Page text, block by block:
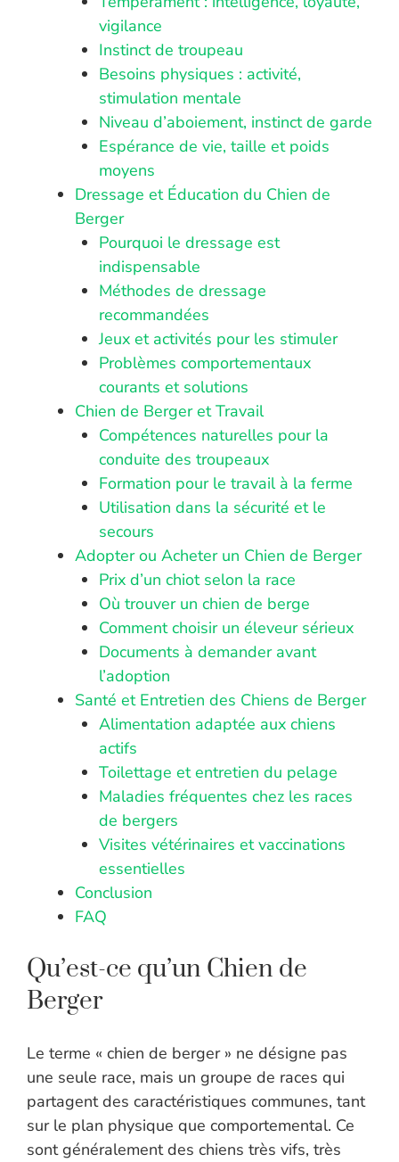
vigilance
Instinct de troupeau
Besoins physiques : activité,
stimulation mentale
Niveau d’aboiement, instinct de garde
Espérance de vie, taille et poids
moyens
Dressage et Éducation du Chien de
Berger
Pourquoi le dressage est
indispensable
Méthodes de dressage
recommandées
Jeux et activités pour les stimuler
Problèmes comportementaux
courants et solutions
Chien de Berger et Travail
Compétences naturelles pour la
conduite des troupeaux
Formation pour le travail à la ferme
Utilisation dans la sécurité et le
secours
Adopter ou Acheter un Chien de Berger
Prix d’un chiot selon la race
Où trouver un chien de berge
Comment choisir un éleveur sérieux
Documents à demander avant
l’adoption
Santé et Entretien des Chiens de Berger
Alimentation adaptée aux chiens
actifs
Toilettage et entretien du pelage
Maladies fréquentes chez les races
de bergers
Visites vétérinaires et vaccinations
essentielles
Conclusion
FAQ
Qu’est-ce qu’un Chien de
Berger
Le terme « chien de berger » ne désigne pas
une seule race, mais un groupe de races qui
partagent des caractéristiques communes, tant
sur le plan physique que comportemental. Ce
sont généralement des chiens très vifs, très